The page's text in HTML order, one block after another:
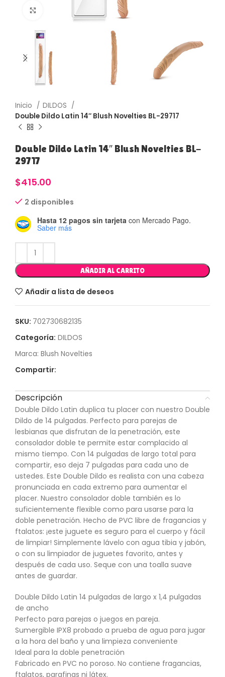
Haga Click para agrandar
Inicio
DILDOS
Double Dildo Latin 14″ Blush Novelties BL-29717
Double Dildo Latin 14″ Blush Novelties BL-
29717
$415.00
2 disponibles
Hasta 12 pagos sin tarjeta con Mercado Pago.
Saber más
AÑADIR AL CARRITO
Añadir a lista de deseos
SKU: 702730682135
Categoría: DILDOS
Marca: Blush Novelties
Compartir:
Descripción
Double Dildo Latin duplica tu placer con nuestro Double
Dildo de 14 pulgadas. Perfecto para parejas de
lesbianas que disfrutan de la penetración, este
consolador doble te permite estar complacido al
mismo tiempo. Con 14 pulgadas de largo total para
compartir, eso deja 7 pulgadas para cada uno de
ustedes. Este Double Dildo es realista con una cabeza
pronunciada en cada extremo para aumentar el
placer. Nuestro consolador doble también es lo
suficientemente flexible como para usarse para la
doble penetración. Hecho de PVC libre de fragancias y
ftalatos: ¡este juguete es seguro para el cuerpo y fácil
de limpiar! Simplemente lávelo con agua tibia y jabón,
o con su limpiador de juguetes favorito, antes y
después de cada uso. Seque con una toalla suave
antes de guardar.
Double Dildo Latin 14 pulgadas de largo x 1,4 pulgadas
de ancho
Perfecto para parejas o juegos en pareja.
Sumergible IPX8 probado a prueba de agua para jugar
a la hora del baño y una limpieza conveniente
Ideal para la doble penetración
Fabricado en PVC no poroso. No contiene fragancias,
ftalatos, parafinas ni látex.